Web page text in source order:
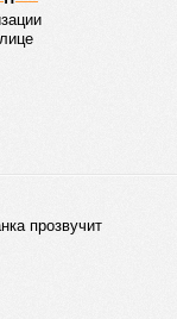
на первом
бедствий,
число
4 миллиона.
Так, в сентябре
дамбы на реке
просто не
деревни и
или
без крова,